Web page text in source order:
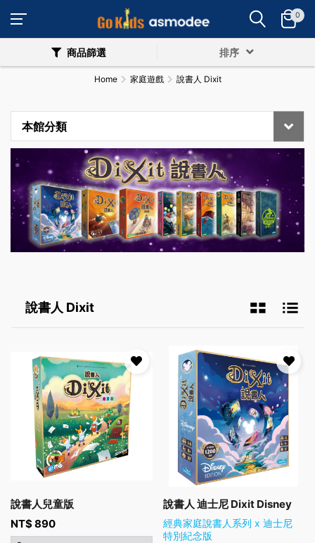
0
商品篩選 排序
Home 家庭遊戲 說書人 Dixit
本館分類
說書人 Dixit
說書人兒童版
NT$890
說書人 迪士尼 Dixit Disney
經典家庭說書人系列 x 迪士尼
特別紀念版